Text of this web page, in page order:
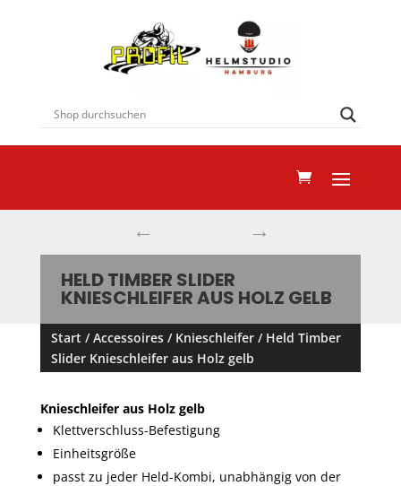
← →
HELD TIMBER SLIDER
KNIESCHLEIFER AUS HOLZ GELB
Start /Accessoires/ Knieschleifer/ Held Timber
Slider Knieschleifer aus Holz gelb
Knieschleifer aus Holz gelb
Klettverschluss-Befestigung
Einheitsgröße
passt zu jeder Held-Kombi, unabhängig von der